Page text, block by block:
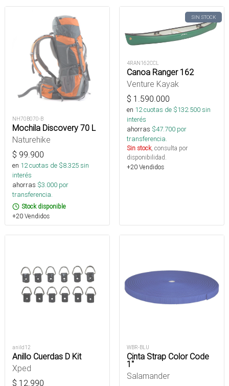
NH70B070-B
Mochila Discovery 70 L
Naturehike
$ 99.900
en 12cuotas de $8.325sin
interés
ahorras $3.000 por
transferencia.
Stock disponible
+20 Vendidos
SIN STOCK
4RAN162CCL
Canoa Ranger 162
Venture Kayak
$ 1.590.000
en 12cuotas de $132.500sin
interés
ahorras $47.700 por
transferencia.
Sin stock, consulta por
disponibilidad.
+20 Vendidos
anild12
Anillo Cuerdas D Kit
Xped
$ 12.990
WBR-BLU
Cinta Strap Color Code
1"
Salamander